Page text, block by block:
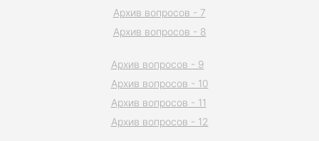
Архив вопросов - 7
Архив вопросов - 8
Архив вопросов - 9
Архив вопросов - 10
Архив вопросов - 11
Архив вопросов - 12